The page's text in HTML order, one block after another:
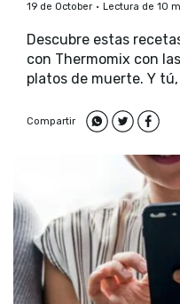
19 de October Lectura de 10
Descubre estas
con Thermomix con
platos de muerte. Y
Compartir